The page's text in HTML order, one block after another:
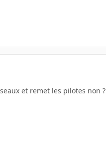
et remet les pilotes non ?